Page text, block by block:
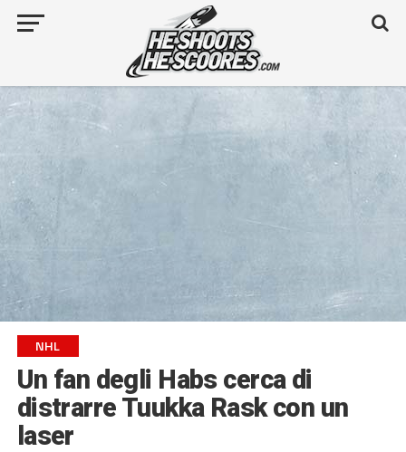
NHL
Un fan degli Habs cerca di
distrarre Tuukka Rask con un
laser